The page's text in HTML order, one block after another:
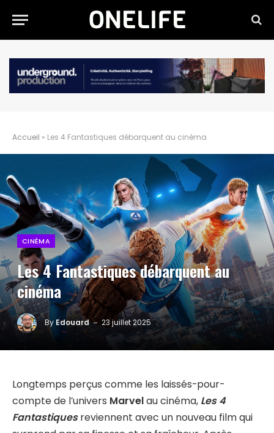
Accueil » Les 4 Fantastiques débarquent au cinéma
CINÉMA
Les 4 Fantastiques débarquent au
cinéma
By Edouard 23 juillet 2025
Longtemps perçus comme les laissés-pour-
compte de l’univers Marvelau cinéma, Les 4
Fantastiquesreviennent avec un nouveau film qui